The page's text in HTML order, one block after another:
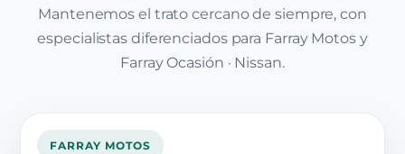
Mantenemos el trato cercano de siempre, con
especialistas diferenciados para Farray Motos y
Farray Ocasión · Nissan.
FARRAY MOTOS